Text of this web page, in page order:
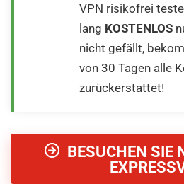
VPN risikofrei
lang KOSTENLOS
nicht gefällt,
von 30 Tagen alle
zurückerstattet!
BESUCHEN SIE